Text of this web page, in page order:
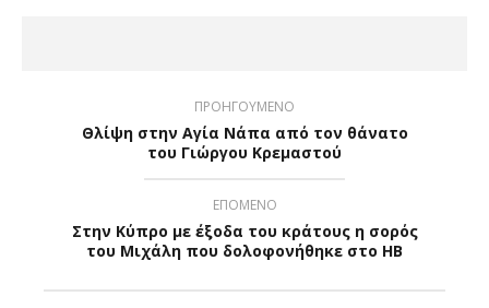
ΠΡΟΗΓΟΥΜΕΝΟ
Θλίψη στην Αγία Νάπα από τον θάνατο
του Γιώργου Κρεμαστού
ΕΠΟΜΕΝΟ
Στην Κύπρο με έξοδα του κράτους η σορός
του Μιχάλη που δολοφονήθηκε στο ΗΒ